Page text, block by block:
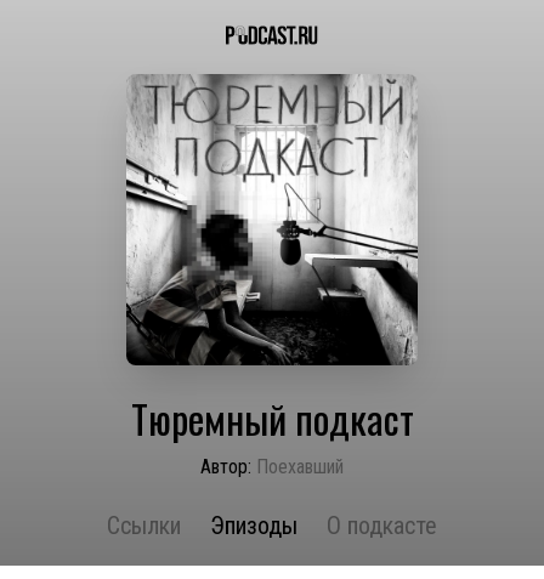
Тюремный подкаст
Автор: Поехавший
Ссылки Эпизоды О подкасте